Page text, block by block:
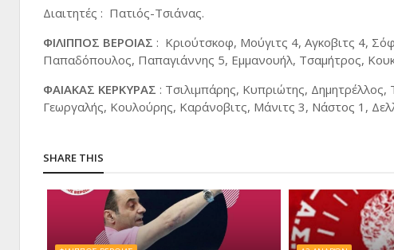
Διαιτητές : Πατιός-Τσιάνας.
ΦΙΛΙΠΠΟΣ ΒΕΡΟΙΑΣ : Κριούτσκοφ, Μούγιτς 4, Αγκοβιτς 4,
Παπαδόπουλος, Παπαγιάννης 5, Εμμανουήλ, Τσαμήτρος,
ΦΑΙΑΚΑΣ ΚΕΡΚΥΡΑΣ : Τσιλιμπάρης, Κυπριώτης,
Γεωργαλής, Κουλούρης, Καράνοβιτς, Μάνιτς 3, Νάστος 1,
SHARE THIS